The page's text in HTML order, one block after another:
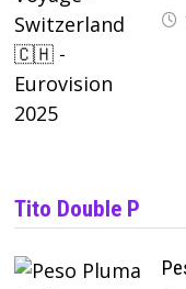
Tito Double P